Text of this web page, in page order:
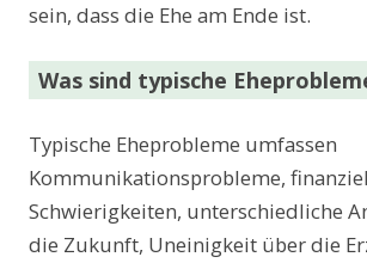
sein, dass die Ehe am Ende ist.
Was sind typische
Typische Eheprobleme umfassen
Kommunikationsprobleme,
Schwierigkeiten, unterschiedliche
die Zukunft, Uneinigkeit über die